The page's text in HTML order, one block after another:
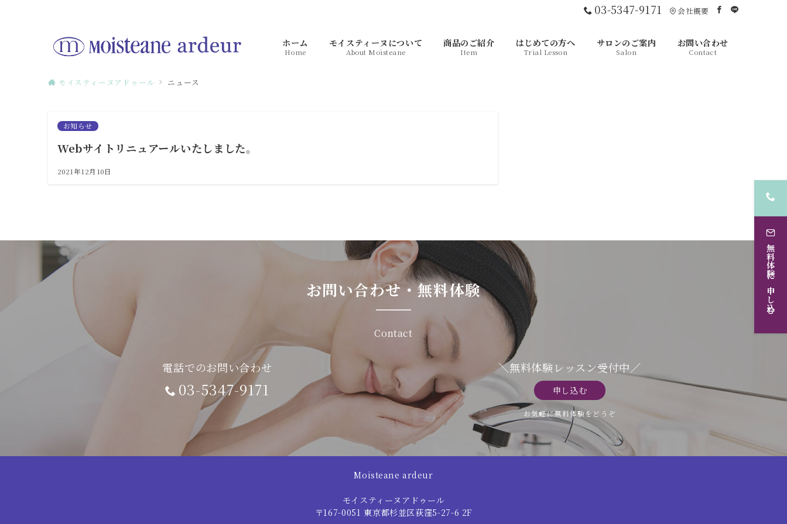
03-5347-9171 会社概要
ホーム
Home
モイスティーヌについて
About Moisteane
商品のご紹介
Item
はじめての方へ
Trial Lesson
サロンのご案内
Salon
お問い合わせ
Contact
モイスティーヌアドゥール ニュース
お知らせ
Webサイトリニュアールいたしました。
2021年12月10日
お問い合わせ・無料体験
Contact
電話でのお問い合わせ
03-5347-9171
＼無料体験レッスン受付中／
申し込む
お気軽に無料体験をどうぞ
Moisteane ardeur
モイスティーヌアドゥール
〒167-0051 東京都杉並区荻窪5-27-6 2F
無料体験に申し込む